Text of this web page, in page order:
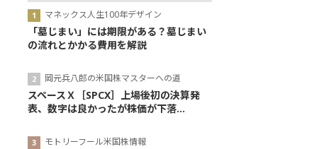
マネックス人生100年デザイン
「墓じまい」には期限がある？墓じまい
の流れとかかる費用を解説
岡元兵八郎の米国株マスターへの道
スペースＸ［SPCX］上場後初の決算発
表、数字は良かったが株価が下落...
モトリーフール米国株情報